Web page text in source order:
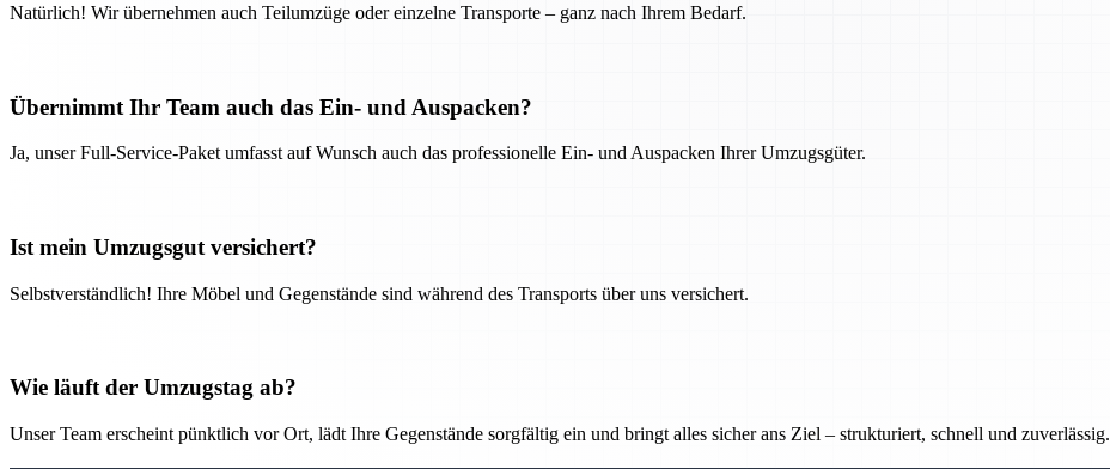
Natürlich! Wir übernehmen auch Teilumzüge oder einzelne Transporte – ganz nach Ihrem Bedarf.
Übernimmt Ihr Team auch das Ein- und Auspacken?
Ja, unser Full-Service-Paket umfasst auf Wunsch auch das professionelle Ein- und Auspacken Ihrer Umzugsgüter.
Ist mein Umzugsgut versichert?
Selbstverständlich! Ihre Möbel und Gegenstände sind während des Transports über uns versichert.
Wie läuft der Umzugstag ab?
Unser Team erscheint pünktlich vor Ort, lädt Ihre Gegenstände sorgfältig ein und bringt alles sicher ans Ziel – strukturiert, schnell und zuverlässig.